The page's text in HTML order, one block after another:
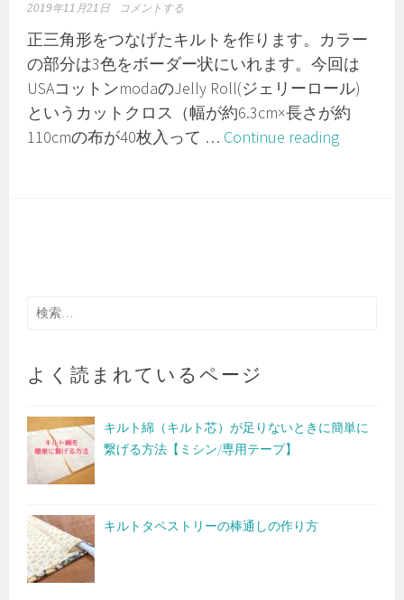
2019年11月21日 コメントする
正三角形をつなげたキルトを作ります。カラー
の部分は3色をボーダー状にいれます。今回は
USAコットンmodaのJelly Roll(ジェリーロール)
というカットクロス（幅が約6.3cm×長さが約
110cmの布が40枚入って … Continue reading三
キ
検
よく読まれているページ
キルト綿（キルト芯）が足りないときに簡単に
繋げる方法【ミシン/専用テープ】
キルトタペストリーの棒通しの作り方